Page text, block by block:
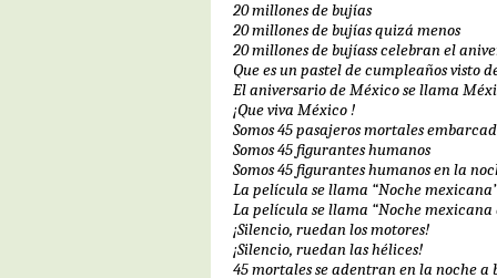
20 millones de bujías
20 millones de bujías quizá menos
20 millones de bujíass celebran el
Que es un pastel de cumpleaños visto
El aniversario de México se llama
¡Que viva México !
Somos 45 pasajeros mortales
Somos 45 figurantes humanos
Somos 45 figurantes humanos en la
La película se llama “Noche
La película se llama “Noche mexicana
¡Silencio, ruedan los motores!
¡Silencio, ruedan las hélices!
45 mortales se adentran en la noche a